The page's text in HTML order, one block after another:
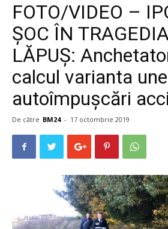
FOTO/VIDEO –
ȘOC ÎN
LĂPUȘ:
calcul varianta
autoîmpușcări
De către BM24 - 17 octombrie 2019